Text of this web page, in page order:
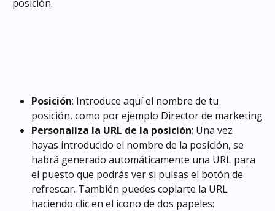
posición.
Posición: Introduce aquí el nombre de tu
posición, como por ejemplo Director de marketing
Personaliza la URL de la posición: Una vez
hayas introducido el nombre de la posición, se
habrá generado automáticamente una URL para
el puesto que podrás ver si pulsas el botón de
refrescar. También puedes copiarte la URL
haciendo clic en el icono de dos papeles: